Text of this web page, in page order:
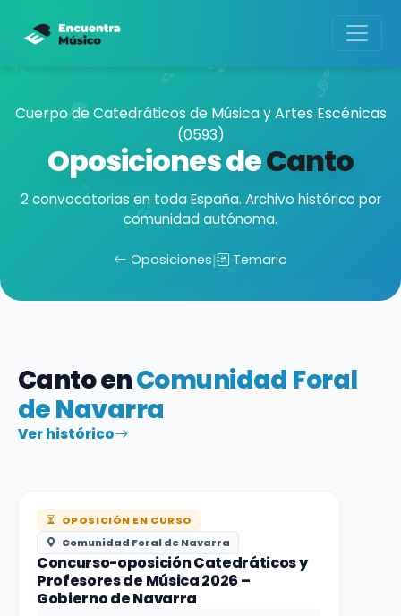
Cuerpo de Catedráticos de Música y Artes Escénicas
(0593)
Oposiciones deCanto
2 convocatorias en toda España. Archivo histórico por
comunidad autónoma.
Oposiciones| Temario
Canto enComunidad Foral
de Navarra
Ver histórico
OPOSICIÓN EN CURSO
Comunidad Foral de Navarra
Concurso-oposición Catedráticos y
Profesores de Música 2026 –
Gobierno de Navarra